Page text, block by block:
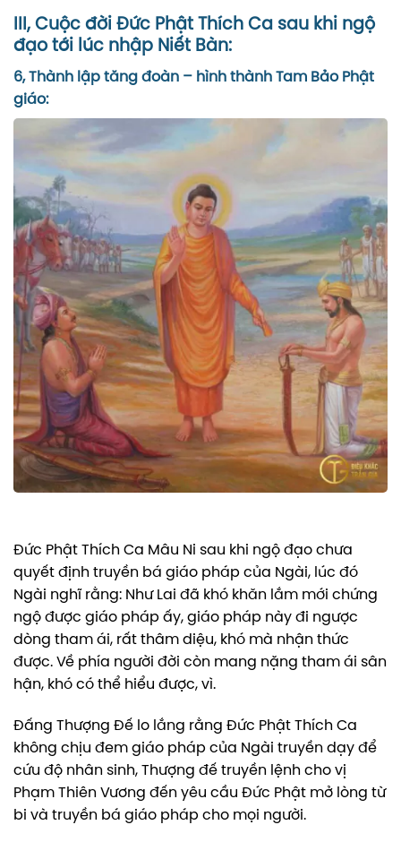
III, Cuộc đời Đức Phật Thích Ca sau khi ngộ
đạo tới lúc nhập Niết Bàn:
6, Thành lập tăng đoàn – hình thành Tam Bảo Phật
giáo:
Đức Phật Thích Ca Mâu Ni sau khi ngộ đạo chưa
quyết định truyền bá giáo pháp của Ngài, lúc đó
Ngài nghĩ rằng: Như Lai đã khó khăn lắm mới chứng
ngộ được giáo pháp ấy, giáo pháp này đi ngược
dòng tham ái, rất thâm diệu, khó mà nhận thức
được. Về phía người đời còn mang nặng tham ái sân
hận, khó có thể hiểu được, vì.
Đấng Thượng Đế lo lắng rằng Đức Phật Thích Ca
không chịu đem giáo pháp của Ngài truyền dạy để
cứu độ nhân sinh, Thượng đế truyền lệnh cho vị
Phạm Thiên Vương đến yêu cầu Đức Phật mở lòng từ
bi và truyền bá giáo pháp cho mọi người.